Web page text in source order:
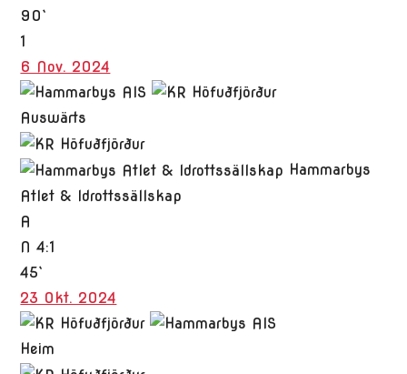
90`
1
6 Nov. 2024
Auswärts
Hammarbys
Atlet & Idrottssällskap
A
N 4:1
45`
23 Okt. 2024
Heim